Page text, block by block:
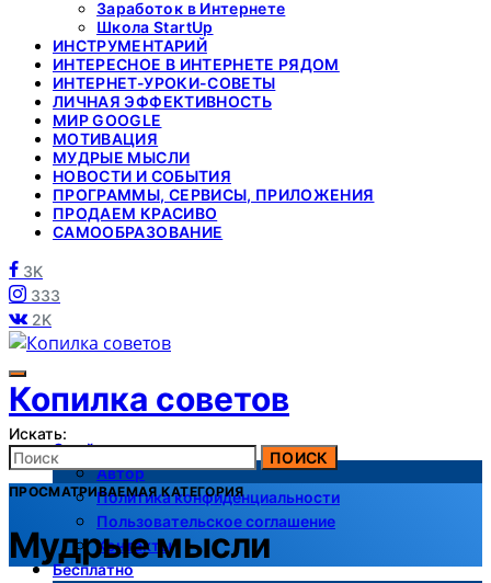
Заработок в Интернете
Школа StartUp
ИНСТРУМЕНТАРИЙ
ИНТЕРЕСНОЕ В ИНТЕРНЕТЕ РЯДОМ
ИНТЕРНЕТ-УРОКИ-СОВЕТЫ
ЛИЧНАЯ ЭФФЕКТИВНОСТЬ
МИР GOOGLE
МОТИВАЦИЯ
МУДРЫЕ МЫСЛИ
НОВОСТИ И СОБЫТИЯ
ПРОГРАММЫ, СЕРВИСЫ, ПРИЛОЖЕНИЯ
ПРОДАЕМ КРАСИВО
САМООБРАЗОВАНИЕ
3K
333
2K
Копилка советов
О сайте
Автор
Политика конфиденциальности
Пользовательское соглашение
Контакты
Бесплатно
Искать:
ПОИСК
ПРОСМАТРИВАЕМАЯ КАТЕГОРИЯ
Мудрые мысли